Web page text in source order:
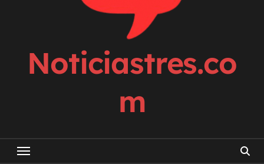
Noticiastres.co
m